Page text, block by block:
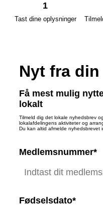
1
Tast dine oplysninger
Nyt fra
Få mest mulig
lokalt
Tilmeld dig det lokale nyhedsbrev
lokalafdelingens aktiviteter og
Du kan altid afmelde nyhedsbrevet
Medlemsnummer*
Fødselsdato*